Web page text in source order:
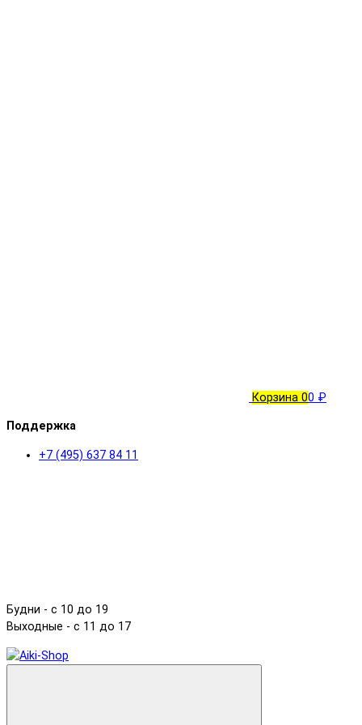
Корзина 00 ₽
Поддержка
+7 (495) 637 84 11
Будни - с 10 до 19
Выходные - c 11 до 17